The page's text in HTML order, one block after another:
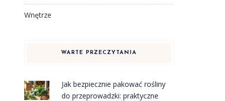
Wnętrze
WARTE PRZECZYTANIA
Jak bezpiecznie pakować rośliny
do przeprowadzki: praktyczne